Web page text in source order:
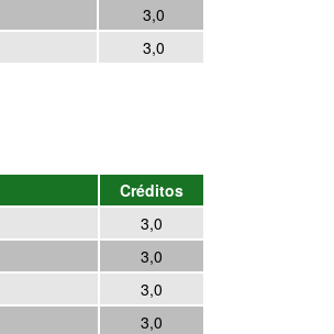
3,0
3,0
Créditos
3,0
3,0
3,0
3,0